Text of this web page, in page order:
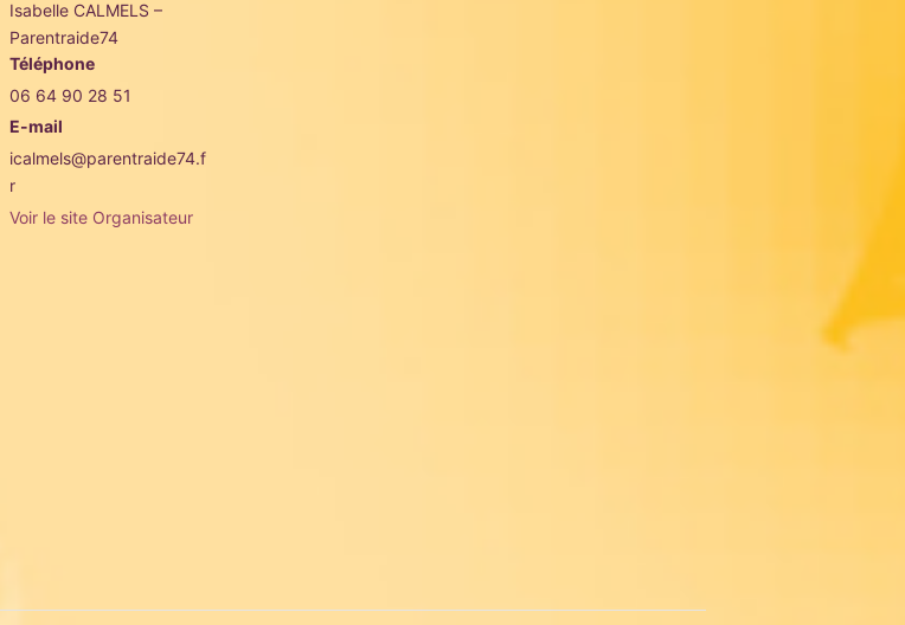
Isabelle CALMELS –
Parentraide74
Téléphone
06 64 90 28 51
E-mail
icalmels@parentraide74.f
r
Voir le site Organisateur